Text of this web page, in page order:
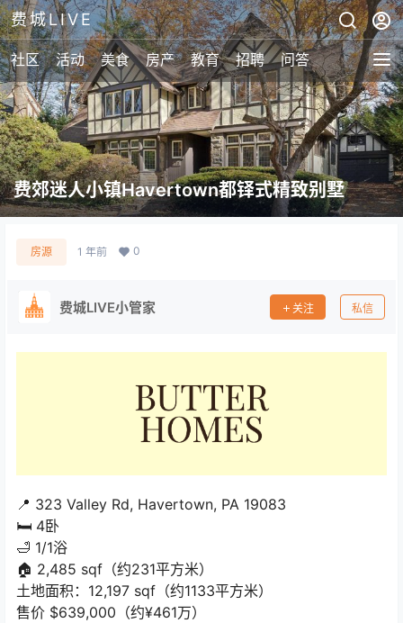
费城LIVE
社区 活动 美食 房产 教育 招聘 问答
费郊迷人小镇Havertown都铎式精致别墅
房源 1 年前 0
费城LIVE小管家 关注 私信
📍 323 Valley Rd, Havertown, PA 19083
🛏️ 4卧
🛁 1/1浴
🏠 2,485 sqf（约231平方米）
土地面积：12,197 sqf（约1133平方米）
售价 $639,000（约¥461万）